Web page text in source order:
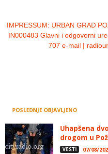
IMPRESSUM: URBAN GRAD
IN000483 Glavni i odgovorni
707 e-mail |
POSLEDNJE OBJAVLJENO
Uhapšena
drogom u
VESTI 07/08/